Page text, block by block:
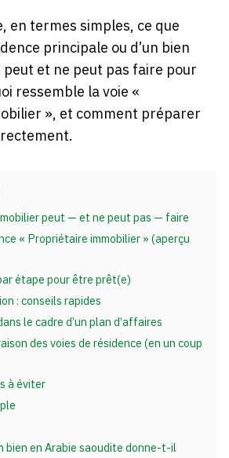
en termes simples, ce que
principale ou d’un bien
peut et ne peut pas faire pour
ressemble la voie «
», et comment préparer
peut — et ne peut pas — faire
« Propriétaire immobilier » (aperçu
étape pour être prêt(e)
: conseils rapides
le cadre d’un plan d’affaires
des voies de résidence (en un coup
à éviter
bien en Arabie saoudite donne-t-il